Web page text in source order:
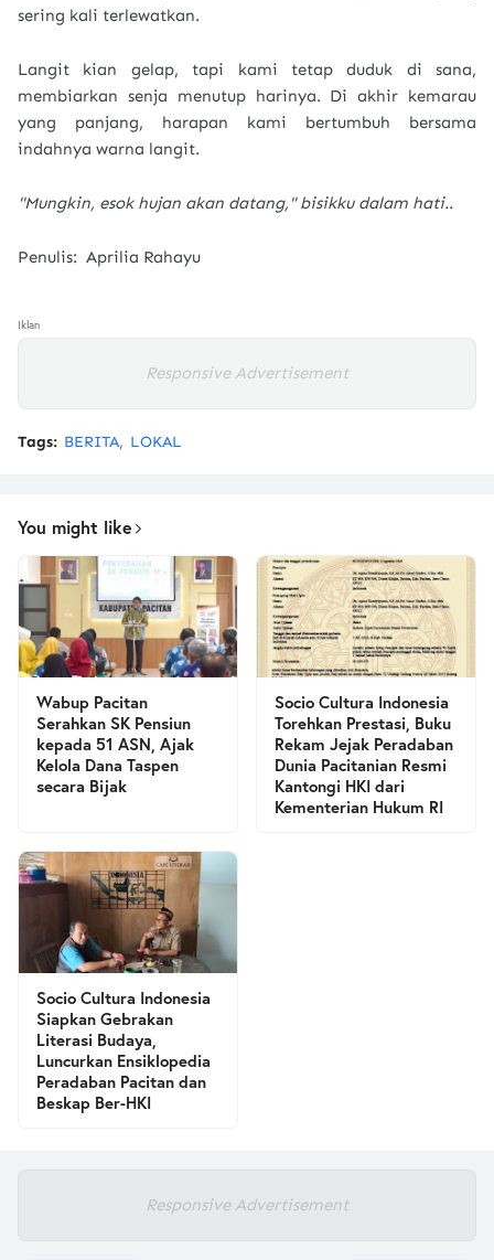
sering kali terlewatkan.
Langit kian gelap, tapi kami tetap duduk di sana,
membiarkan senja menutup harinya. Di akhir kemarau
yang panjang, harapan kami bertumbuh bersama
indahnya warna langit.
"Mungkin, esok hujan akan datang," bisikku dalam hati..
Penulis: Aprilia Rahayu
Iklan
Responsive Advertisement
Tags: BERITA LOKAL
You might like
Wabup Pacitan
Serahkan SK Pensiun
kepada 51 ASN, Ajak
Kelola Dana Taspen
secara Bijak
Socio Cultura Indonesia
Torehkan Prestasi, Buku
Rekam Jejak Peradaban
Dunia Pacitanian Resmi
Kantongi HKI dari
Kementerian Hukum RI
Socio Cultura Indonesia
Siapkan Gebrakan
Literasi Budaya,
Luncurkan Ensiklopedia
Peradaban Pacitan dan
Beskap Ber-HKI
Responsive Advertisement